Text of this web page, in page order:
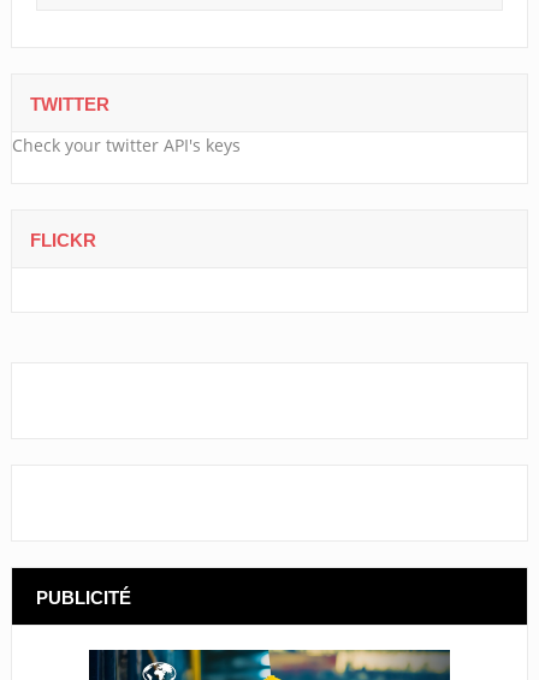
TWITTER
Check your twitter API's keys
FLICKR
PUBLICITÉ